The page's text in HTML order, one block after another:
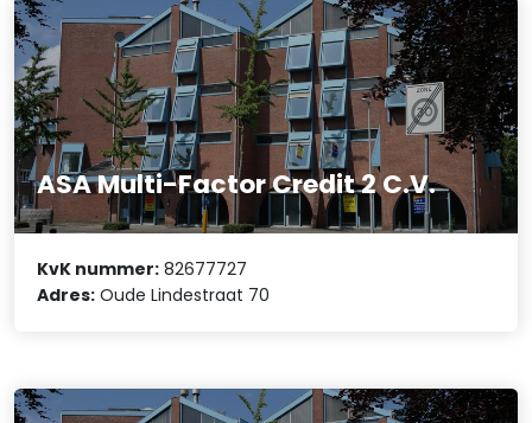
ASA Multi-Factor Credit 2 C.V.
KvK nummer: 82677727
Adres: Oude Lindestraat 70